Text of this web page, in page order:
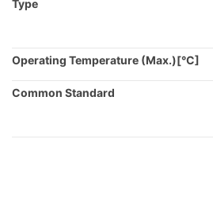
Type
Operating Temperature (Max.)[°C]
Common Standard